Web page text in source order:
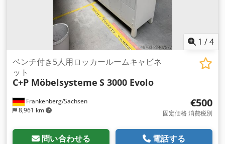
1 /4
Frankenberg/Sachsen
8,961 km
ベンチ付き5人用ロッカールームキャビネ
ット
C+P Möbelsysteme S 3000 Evolo
€500
固定価格 消費税別
問い合わせる 電話する